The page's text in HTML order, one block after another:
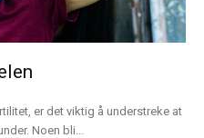
er det viktig å understreke at
Noen bli...